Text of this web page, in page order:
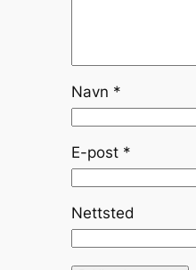
Navn *
E-post *
Nettsted